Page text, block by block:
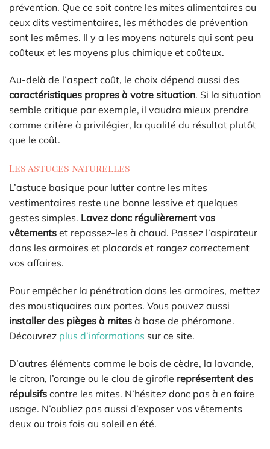
prévention. Que ce soit contre les mites alimentaires ou
ceux dits vestimentaires, les méthodes de prévention
sont les mêmes. Il y a les moyens naturels qui sont peu
coûteux et les moyens plus chimique et coûteux.
Au-delà de l’aspect coût, le choix dépend aussi des
caractéristiques propres à votre situation. Si la situation
semble critique par exemple, il vaudra mieux prendre
comme critère à privilégier, la qualité du résultat plutôt
que le coût.
Les astuces naturelles
L’astuce basique pour lutter contre les mites
vestimentaires reste une bonne lessive et quelques
gestes simples. Lavez donc régulièrement vos
vêtements et repassez-les à chaud. Passez l’aspirateur
dans les armoires et placards et rangez correctement
vos affaires.
Pour empêcher la pénétration dans les armoires, mettez
des moustiquaires aux portes. Vous pouvez aussi
installer des pièges à mites à base de phéromone.
Découvrez plus d’informations sur ce site.
D’autres éléments comme le bois de cèdre, la lavande,
le citron, l’orange ou le clou de girofle représentent des
répulsifs contre les mites. N’hésitez donc pas à en faire
usage. N’oubliez pas aussi d’exposer vos vêtements
deux ou trois fois au soleil en été.